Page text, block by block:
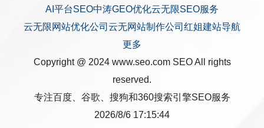
AI平台SEO中涛GEO优化云无限SEO服务
云无限网站优化公司 云无网站制作公司 红姐建站导航
更多
Copyright @ 2024 www.seo.com SEOAll rights
reserved.
专注百度、谷歌、搜狗和360搜索引擎SEO服务
2026/8/6 17:15:44